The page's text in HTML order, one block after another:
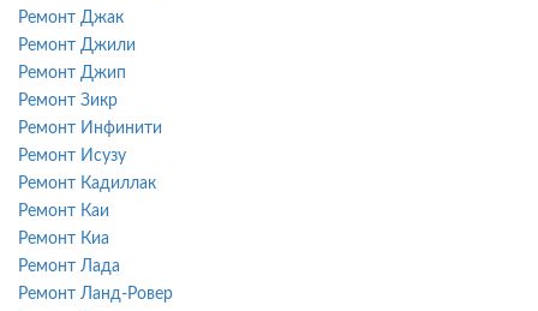
Ремонт Джак
Ремонт Джили
Ремонт Джип
Ремонт Зикр
Ремонт Инфинити
Ремонт Исузу
Ремонт Кадиллак
Ремонт Каи
Ремонт Киа
Ремонт Лада
Ремонт Ланд-Ровер